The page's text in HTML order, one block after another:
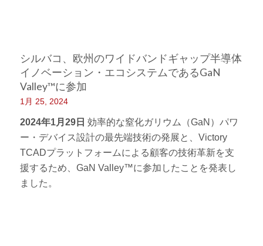
シルバコ、欧州のワイドバンドギャップ半導体
イノベーション・エコシステムであるGaN
Valley™に参加
1月 25, 2024
2024年1月29日 効率的な窒化ガリウム（GaN）パワ
ー・デバイス設計の最先端技術の発展と、Victory
TCADプラットフォームによる顧客の技術革新を支
援するため、GaN Valley™に参加したことを発表し
ました。